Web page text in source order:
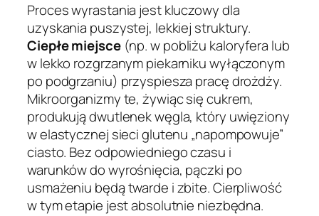
Proces wyrastania jest kluczowy dla
uzyskania puszystej, lekkiej struktury.
Ciepłe miejsce(np. w pobliżu kaloryfera lub
w lekko rozgrzanym piekarniku wyłączonym
po podgrzaniu) przyspiesza pracę drożdży.
Mikroorganizmy te, żywiąc się cukrem,
produkują dwutlenek węgla, który uwięziony
w elastycznej sieci glutenu „napompowuje”
ciasto. Bez odpowiedniego czasu i
warunków do wyrośnięcia, pączki po
usmażeniu będą twarde i zbite. Cierpliwość
w tym etapie jest absolutnie niezbędna.